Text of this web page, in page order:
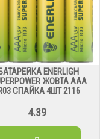
БАТАРЕЙКА ENERLIGH
ЖОВТА ААА
СПАЙКА 4ШТ 2116
4.39